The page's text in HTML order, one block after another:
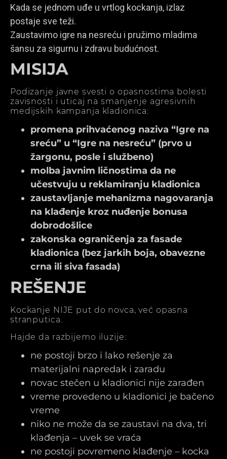
Kada se jednom uđe u vrtlog kockanja, izlaz
postaje sve teži.
Zaustavimo igre na nesreću i pružimo mladima
šansu za sigurnu i zdravu budućnost.
MISIJA
Podizanje javne svesti o opasnostima bolesti
zavisnosti i uticaj na smanjenje agresivnih
medijskih kampanja kladionica:
promena prihvaćenog naziva “Igre na
sreću” u “Igre na nesreću” (prvo u
žargonu, posle i službeno)
molba javnim ličnostima da ne
učestvuju u reklamiranju kladionica
zaustavljanje mehanizma nagovaranja
na klađenje kroz nuđenje bonusa
dobrodošlice
zakonska ograničenja za fasade
kladionica (bez jarkih boja, obavezne
crna ili siva fasada)
REŠENJE
Kockanje NIJE put do novca, već opasna
stranputica.
Hajde da razbijemo iluzije:
ne postoji brzo i lako rešenje za
materijalni napredak i zaradu
novac stečen u kladionici nije zarađen
vreme provedeno u kladionici je bačeno
vreme
niko ne može da se zaustavi na dva, tri
klađenja – uvek se vraća
ne postoji povremeno klađenje – kocka